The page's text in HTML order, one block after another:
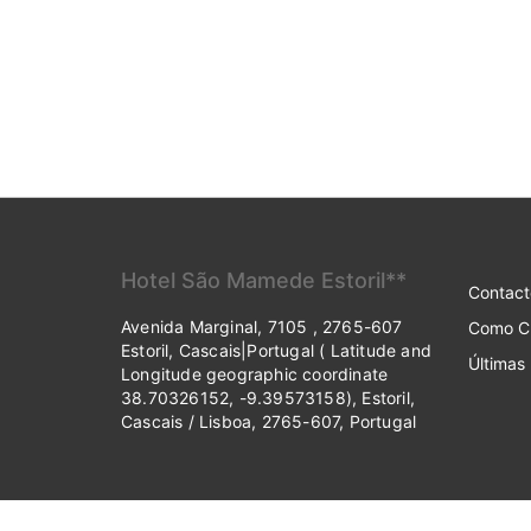
Hotel São Mamede Estoril**
Avenida Marginal, 7105 , 2765-607
Estoril, Cascais|Portugal ( Latitude and
Longitude geographic coordinate
38.70326152, -9.39573158), Estoril,
Cascais / Lisboa, 2765-607, Portugal
Como
Últimas